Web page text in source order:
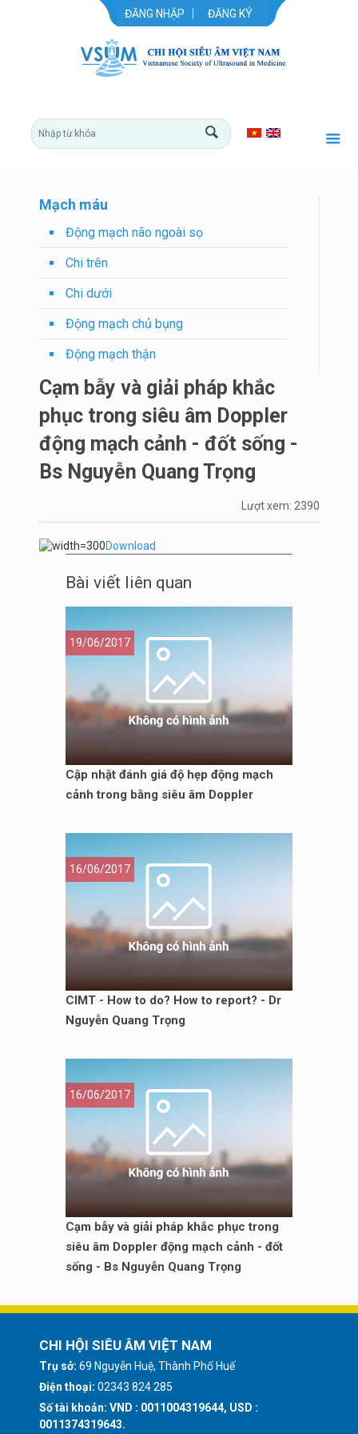
ĐĂNG NHẬP ĐĂNG KÝ
Mạch máu
Động mạch não ngoài sọ
Chi trên
Chi dưới
Động mạch chủ bụng
Động mạch thận
Cạm bẫy và giải pháp khắc
phục trong siêu âm Doppler
động mạch cảnh - đốt sống -
Bs Nguyễn Quang Trọng
Lượt xem: 2390
Download
Bài viết liên quan
19/06/2017
Cập nhật đánh giá độ hẹp động mạch
cảnh trong bằng siêu âm Doppler
16/06/2017
CIMT - How to do? How to report? - Dr
Nguyễn Quang Trọng
16/06/2017
Cạm bẫy và giải pháp khắc phục trong
siêu âm Doppler động mạch cảnh - đốt
sống - Bs Nguyễn Quang Trọng
CHI HỘI SIÊU ÂM VIỆT NAM
Trụ sở: 69 Nguyễn Huệ, Thành Phố Huế
Điện thoại: 02343 824 285
Số tài khoản: VND : 0011004319644, USD :
0011374319643.